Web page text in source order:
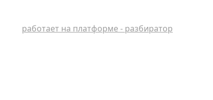
работает на платформе - разбиратор